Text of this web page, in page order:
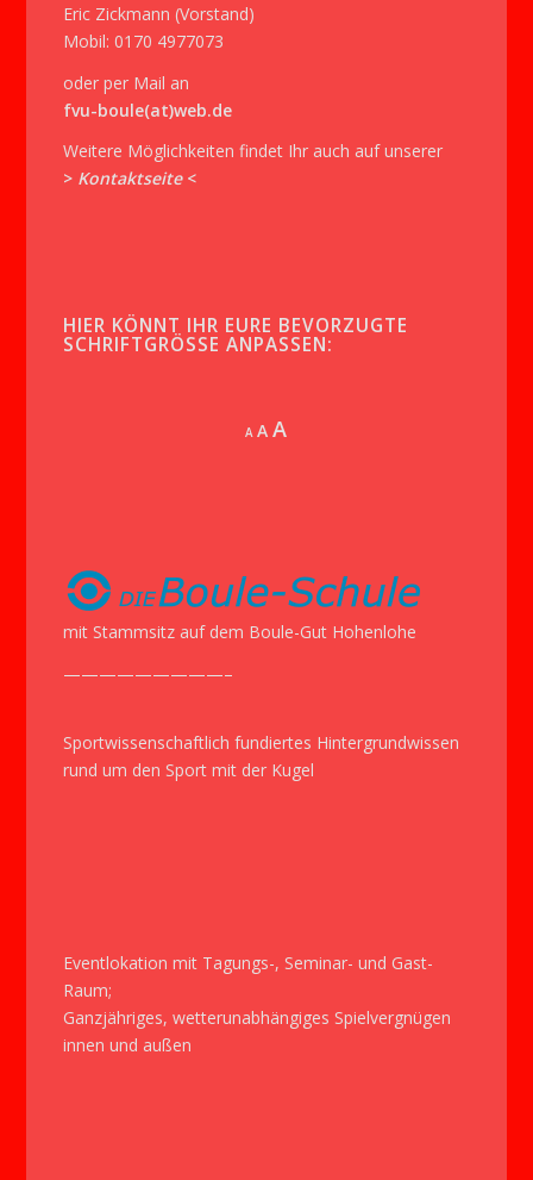
Eric Zickmann (Vorstand)
Mobil: 0170 4977073
oder per Mail an
fvu-boule(at)web.de
Weitere Möglichkeiten findet Ihr auch auf unserer
> Kontaktseite <
HIER KÖNNT IHR EURE BEVORZUGTE
SCHRIFTGRÖSSE ANPASSEN:
A Decrease
AReset
AIncrease
mit Stammsitz auf dem Boule-Gut Hohenlohe
—————————–
Sportwissenschaftlich fundiertes Hintergrundwissen
rund um den Sport mit der Kugel
Eventlokation mit Tagungs-, Seminar- und Gast-
Raum;
Ganzjähriges, wetterunabhängiges Spielvergnügen
innen und außen